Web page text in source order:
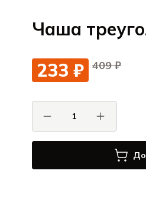
Чаша
233 ₽
409 ₽